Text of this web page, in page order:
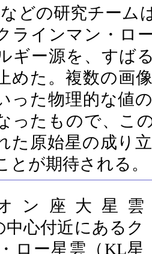
どの研究チーム
ラインマン・ロ
ギー源を、すば
めた。複数の画
った物理的な値
ったもので、こ
た原始星の成り
とが期待される。
ン座大星雲
中心付近にあるク
ロー星雲（KL星